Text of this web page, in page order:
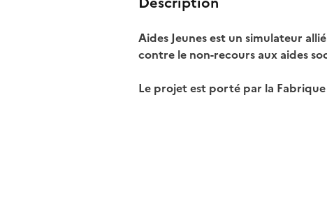
Aides Jeunes est un simulateur
contre le non-recours aux aides
Le projet est porté par la